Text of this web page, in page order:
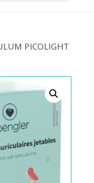
PICOLIGHT